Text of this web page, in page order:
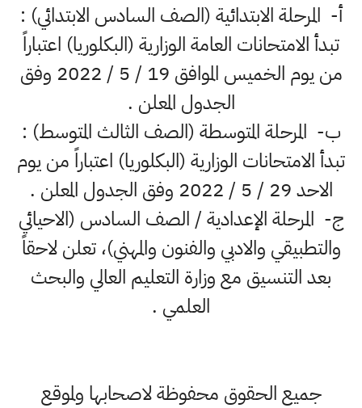
أ- المرحلة الابتدائية (الصف السادس الابتدائي) :
تبدأ الامتحانات العامة الوزارية (البكلوريا) اعتباراً
من يوم الخميس الموافق 19 / 5 / 2022 وفق
الجدول المعلن .
ب- المرحلة المتوسطة (الصف الثالث المتوسط) :
تبدأ الامتحانات الوزارية (البكلوريا) اعتباراً من يوم
الاحد 29 / 5 / 2022 وفق الجدول المعلن .
ج- المرحلة الإعدادية / الصف السادس (الاحيائي
والتطبيقي والادبي والفنون والمهني)، تعلن لاحقاً
بعد التنسيق مع وزارة التعليم العالي والبحث
العلمي .
جميع الحقوق محفوظة لاصحابها ولموقع